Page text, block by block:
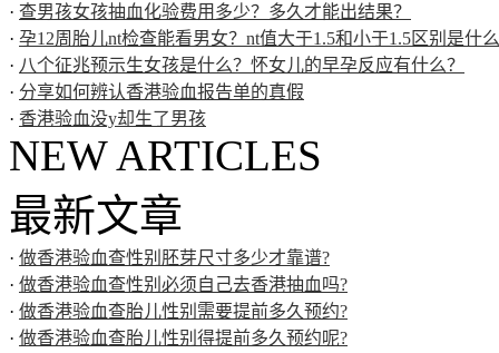
· 查男孩女孩抽血化验费用多少？多久才能出结果？
· 孕12周胎儿nt检查能看男女？nt值大于1.5和小于1.5区别是什
· 八个征兆预示生女孩是什么？怀女儿的早孕反应有什么？
· 分享如何辨认香港验血报告单的真假
· 香港验血没y却生了男孩
NEW ARTICLES
最新文章
· 做香港验血查性别胚芽尺寸多少才靠谱?
· 做香港验血查性别必须自己去香港抽血吗?
· 做香港验血查胎儿性别需要提前多久预约?
· 做香港验血查胎儿性别得提前多久预约呢?